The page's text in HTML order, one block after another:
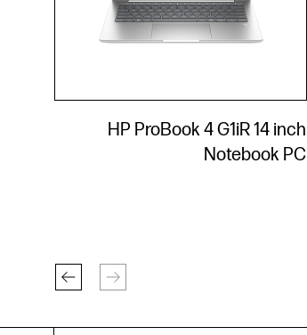
HP ProBook 4 G1iR 14 inch
Notebook PC